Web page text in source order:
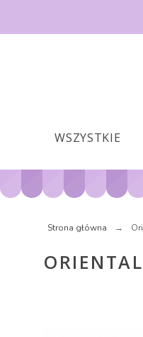
WSZYSTKIE
Strona główna